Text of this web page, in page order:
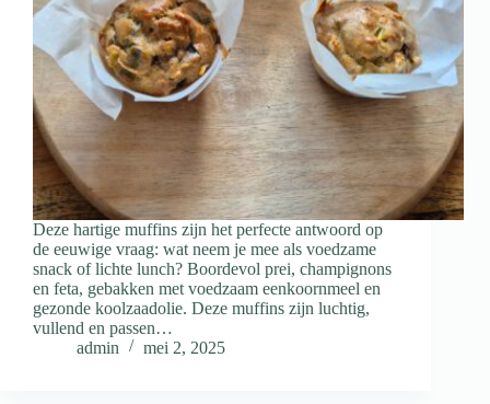
Deze hartige muffins zijn het perfecte antwoord op
de eeuwige vraag: wat neem je mee als voedzame
snack of lichte lunch? Boordevol prei, champignons
en feta, gebakken met voedzaam eenkoornmeel en
gezonde koolzaadolie. Deze muffins zijn luchtig,
vullend en passen…
admin
mei 2, 2025